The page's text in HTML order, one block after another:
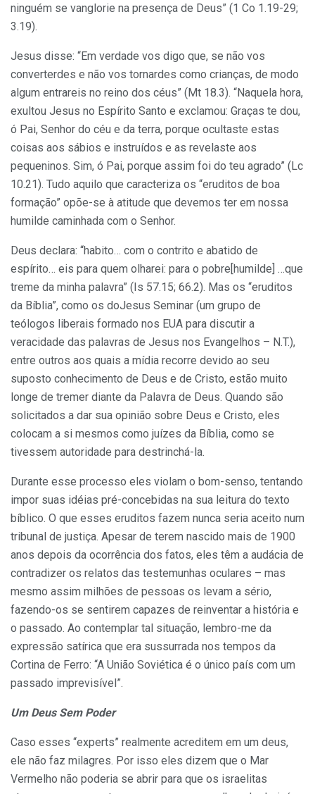
ninguém se vanglorie na presença de Deus” (1 Co 1.19-29;
3.19).
Jesus disse: “Em verdade vos digo que, se não vos
converterdes e não vos tornardes como crianças, de modo
algum entrareis no reino dos céus” (Mt 18.3). “Naquela hora,
exultou Jesus no Espírito Santo e exclamou: Graças te dou,
ó Pai, Senhor do céu e da terra, porque ocultaste estas
coisas aos sábios e instruídos e as revelaste aos
pequeninos. Sim, ó Pai, porque assim foi do teu agrado” (Lc
10.21). Tudo aquilo que caracteriza os “eruditos de boa
formação” opõe-se à atitude que devemos ter em nossa
humilde caminhada com o Senhor.
Deus declara: “habito… com o contrito e abatido de
espírito… eis para quem olharei: para o pobre[humilde] …que
treme da minha palavra” (Is 57.15; 66.2). Mas os “eruditos
da Bíblia”, como os doJesus Seminar (um grupo de
teólogos liberais formado nos EUA para discutir a
veracidade das palavras de Jesus nos Evangelhos – N.T.),
entre outros aos quais a mídia recorre devido ao seu
suposto conhecimento de Deus e de Cristo, estão muito
longe de tremer diante da Palavra de Deus. Quando são
solicitados a dar sua opinião sobre Deus e Cristo, eles
colocam a si mesmos como juízes da Bíblia, como se
tivessem autoridade para destrinchá-la.
Durante esse processo eles violam o bom-senso, tentando
impor suas idéias pré-concebidas na sua leitura do texto
bíblico. O que esses eruditos fazem nunca seria aceito num
tribunal de justiça. Apesar de terem nascido mais de 1900
anos depois da ocorrência dos fatos, eles têm a audácia de
contradizer os relatos das testemunhas oculares – mas
mesmo assim milhões de pessoas os levam a sério,
fazendo-os se sentirem capazes de reinventar a história e
o passado. Ao contemplar tal situação, lembro-me da
expressão satírica que era sussurrada nos tempos da
Cortina de Ferro: “A União Soviética é o único país com um
passado imprevisível”.
Um Deus Sem Poder
Caso esses “experts” realmente acreditem em um deus,
ele não faz milagres. Por isso eles dizem que o Mar
Vermelho não poderia se abrir para que os israelitas